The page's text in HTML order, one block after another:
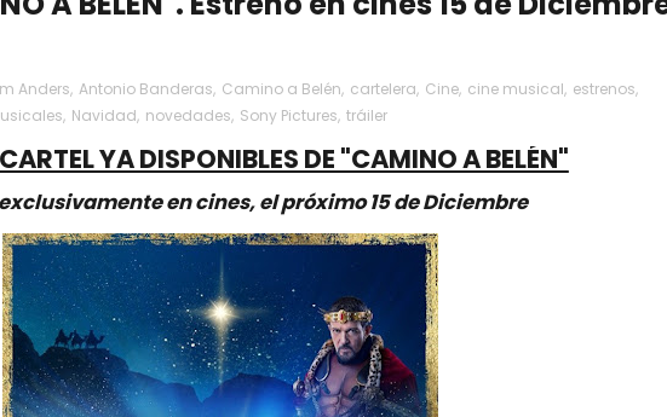
Anders, Antonio Banderas, Camino a Belén, cartelera, Cine, cine musical, estrenos,
, Navidad, novedades, Sony Pictures, tráiler
YA DISPONIBLES DE "CAMINO A BELÉN"
en cines, el próximo 15 de Diciembre